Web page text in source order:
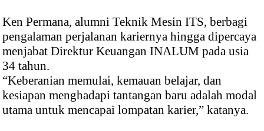
Ken Permana, alumni Teknik Mesin ITS, berbagi
pengalaman perjalanan kariernya hingga dipercaya
menjabat Direktur Keuangan INALUM pada usia
34 tahun.
“Keberanian memulai, kemauan belajar, dan
kesiapan menghadapi tantangan baru adalah modal
utama untuk mencapai lompatan karier,” katanya.